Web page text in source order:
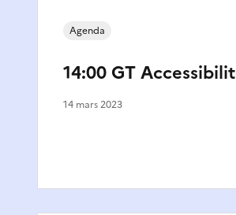
14:00 GT
Agenda
14 mars 2023